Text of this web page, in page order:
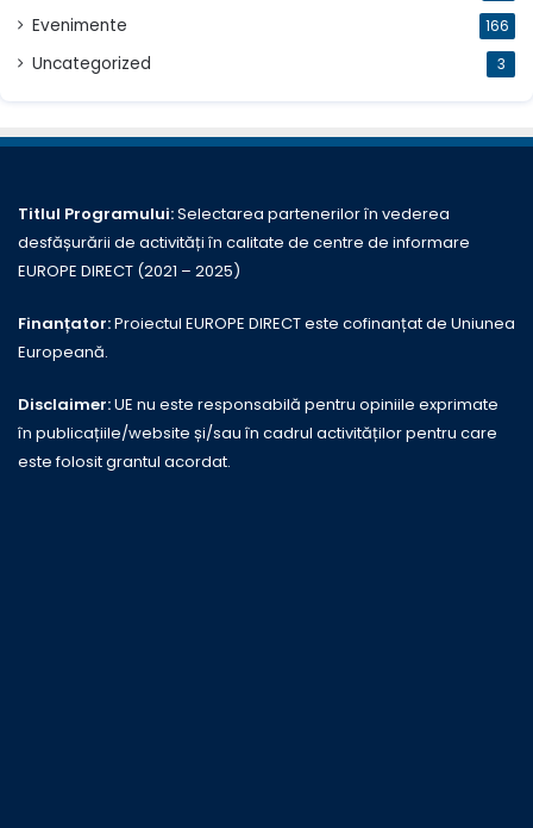
Evenimente 166
Uncategorized 3
Titlul Programului:Selectarea partenerilor în vederea
desfășurării de activități în calitate de centre de informare
EUROPE DIRECT (2021 – 2025)
Finanțator:Proiectul EUROPE DIRECT este cofinanțat de Uniunea
Europeană.
Disclaimer:UE nu este responsabilă pentru opiniile exprimate
în publicațiile/website și/sau în cadrul activităților pentru care
este folosit grantul acordat.